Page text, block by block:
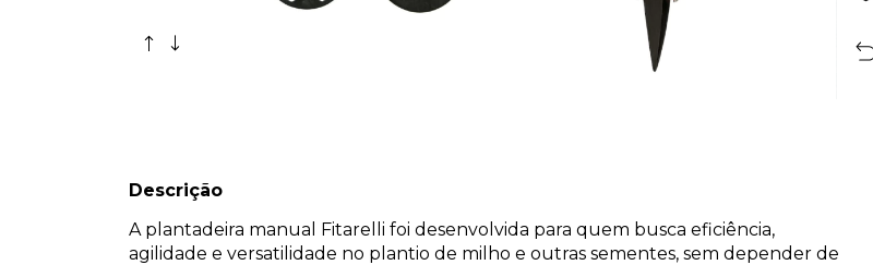
Descrição
A plantadeira manual Fitarelli foi desenvolvida para quem busca eficiência,
agilidade e versatilidade no plantio de milho e outras sementes, sem depender de